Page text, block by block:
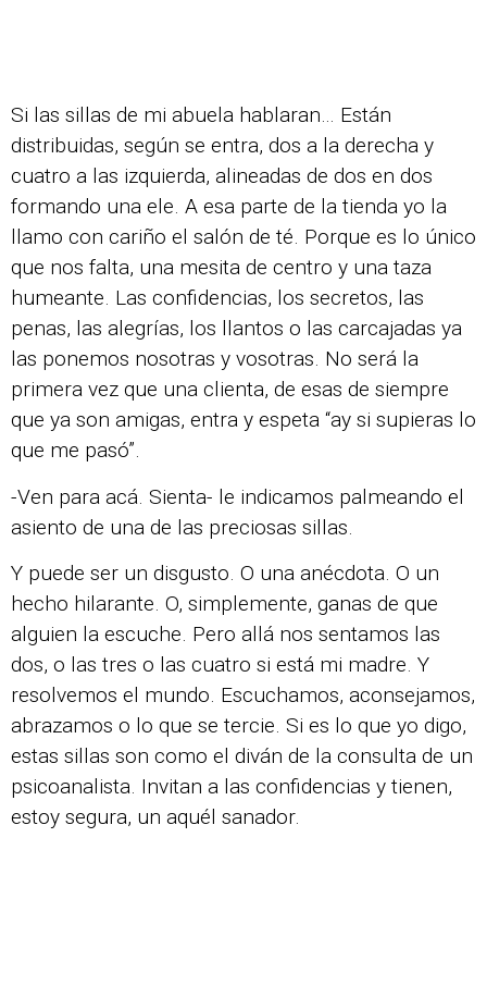
Si las sillas de mi abuela hablaran… Están
distribuidas, según se entra, dos a la derecha y
cuatro a las izquierda, alineadas de dos en dos
formando una ele. A esa parte de la tienda yo la
llamo con cariño el salón de té. Porque es lo único
que nos falta, una mesita de centro y una taza
humeante. Las confidencias, los secretos, las
penas, las alegrías, los llantos o las carcajadas ya
las ponemos nosotras y vosotras. No será la
primera vez que una clienta, de esas de siempre
que ya son amigas, entra y espeta “ay si supieras lo
que me pasó”.
-Ven para acá. Sienta- le indicamos palmeando el
asiento de una de las preciosas sillas.
Y puede ser un disgusto. O una anécdota. O un
hecho hilarante. O, simplemente, ganas de que
alguien la escuche. Pero allá nos sentamos las
dos, o las tres o las cuatro si está mi madre. Y
resolvemos el mundo. Escuchamos, aconsejamos,
abrazamos o lo que se tercie. Si es lo que yo digo,
estas sillas son como el diván de la consulta de un
psicoanalista. Invitan a las confidencias y tienen,
estoy segura, un aquél sanador.